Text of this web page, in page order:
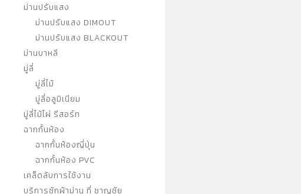
ม่านปรับแสง
ม่านปรับแสง DIMOUT
ม่านปรับแสง BLACKOUT
ม่านบาหลี
มู่ลี่
มู่ลี่ไม้
มู่ลี่อลูมิเนียม
มู่ลี่ไม้ไผ่ รีสอร์ท
ฉากกั้นห้อง
ฉากกั้นห้องญี่ปุ่น
ฉากกั้นห้อง PVC
เคล็ดลับการใช้งาน
บริการซักผ้าม่าน ที่ ชาญชัย